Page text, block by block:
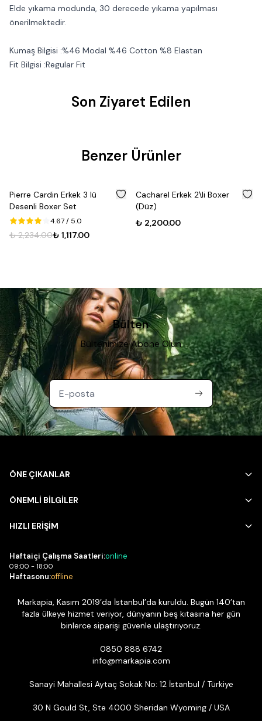
Elde yıkama modunda, 30 derecede yıkama yapılması
önerilmektedir.
Kumaş Bilgisi :%46 Modal %46 Cotton %8 Elastan
Fit Bilgisi :Regular Fit
Son Ziyaret Edilen
Benzer Ürünler
50
Pierre Cardin Erkek 3 lü
Desenli Boxer Set
4.67/ 5.0
₺ 2,234.00₺ 1,117.00
Cacharel Erkek 2\li Boxer
(Düz)
₺ 2,200.00
Bülten
Bültenimize Abone Olun
ÖNE ÇIKANLAR
ÖNEMLİ BİLGİLER
HIZLI ERİŞİM
Haftaiçi Çalışma Saatleri:online
09:00 - 18:00
Haftasonu:offline
Markapia, Kasım 2019’da İstanbul’da kuruldu. Bugün 140’tan
fazla ülkeye hizmet veriyor, dünyanın beş kıtasına her gün
binlerce siparişi güvenle ulaştırıyoruz.
0850 888 6742
info@markapia.com
Sanayi Mahallesi Aytaç Sokak No: 12 İstanbul / Türkiye
30 N Gould St, Ste 4000 Sheridan Wyoming / USA